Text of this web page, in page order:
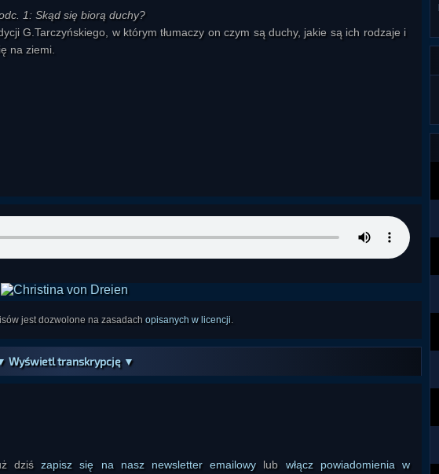
1: Skąd się biorą duchy?
G.Tarczyńskiego, w którym tłumaczy on czym są duchy, jakie są ich rodzaje i
na ziemi.
jest dozwolone na zasadach opisanych w licencji.
Wyświetl transkrypcję ▼
dziśzapisz się na nasz newsletter emailowy lub włącz powiadomienia w